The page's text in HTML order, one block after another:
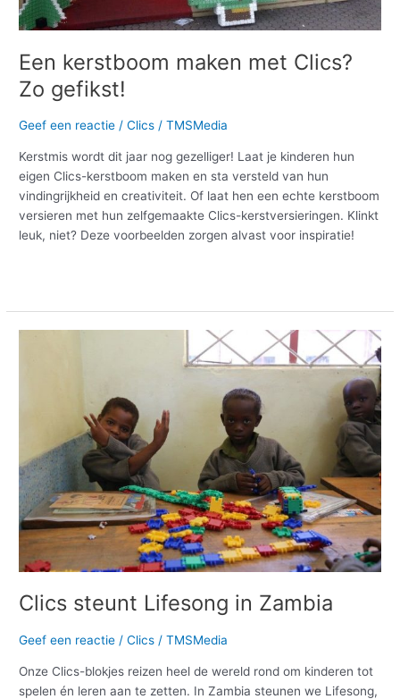
Een kerstboom maken met Clics?
Zo gefikst!
Geef een reactie /Clics /TMSMedia
Kerstmis wordt dit jaar nog gezelliger! Laat je kinderen hun
eigen Clics-kerstboom maken en sta versteld van hun
vindingrijkheid en creativiteit. Of laat hen een echte kerstboom
versieren met hun zelfgemaakte Clics-kerstversieringen. Klinkt
leuk, niet? Deze voorbeelden zorgen alvast voor inspiratie!
Clics steunt Lifesong in Zambia
Geef een reactie /Clics /TMSMedia
Onze Clics-blokjes reizen heel de wereld rond om kinderen tot
spelen én leren aan te zetten. In Zambia steunen we Lifesong,